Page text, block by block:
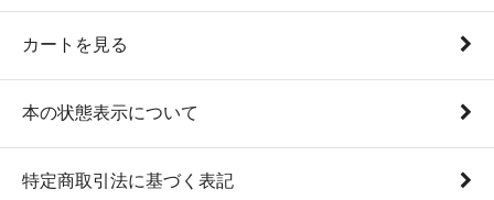
カートを見る
本の状態表示について
特定商取引法に基づく表記